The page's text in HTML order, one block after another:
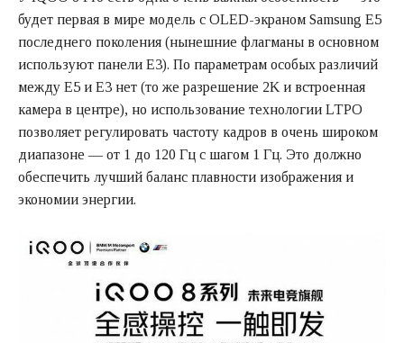
будет первая в мире модель с OLED-экраном Samsung E5
последнего поколения (нынешние флагманы в основном
используют панели E3). По параметрам особых различий
между E5 и E3 нет (то же разрешение 2K и встроенная
камера в центре), но использование технологии LTPO
позволяет регулировать частоту кадров в очень широком
диапазоне — от 1 до 120 Гц с шагом 1 Гц. Это должно
обеспечить лучший баланс плавности изображения и
экономии энергии.